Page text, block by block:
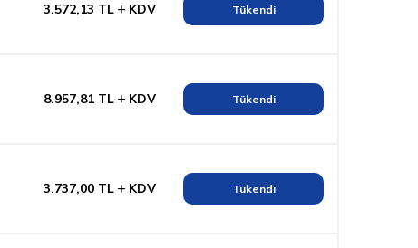
3.572,13 TL KDV Tükendi
8.957,81 TL KDV Tükendi
3.737,00 TL KDV Tükendi